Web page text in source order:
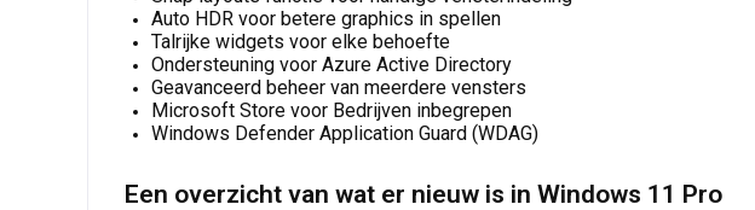
Auto HDR voor betere graphics in spellen
Talrijke widgets voor elke behoefte
Ondersteuning voor Azure Active Directory
Geavanceerd beheer van meerdere vensters
Microsoft Store voor Bedrijven inbegrepen
Windows Defender Application Guard (WDAG)
Een overzicht van wat er nieuw is in Windows 11 Pro